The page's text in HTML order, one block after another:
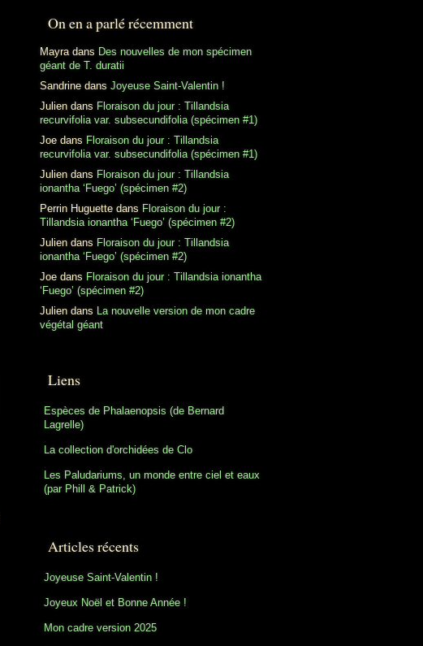
On en a parlé récemment
Mayradans Des nouvelles de mon spécimen
géant de T. duratii
Sandrine dans Joyeuse Saint-Valentin !
Julien dans Floraison du jour : Tillandsia
recurvifolia var. subsecundifolia (spécimen #1)
Joe dans Floraison du jour : Tillandsia
recurvifolia var. subsecundifolia (spécimen #1)
Julien dans Floraison du jour : Tillandsia
ionantha ‘Fuego’ (spécimen #2)
Perrin Huguette dans Floraison du jour :
Tillandsia ionantha ‘Fuego’ (spécimen #2)
Julien dans Floraison du jour : Tillandsia
ionantha ‘Fuego’ (spécimen #2)
Joe dans Floraison du jour : Tillandsia ionantha
‘Fuego’ (spécimen #2)
Julien dans La nouvelle version de mon cadre
végétal géant
Liens
Espèces de Phalaenopsis (de Bernard
Lagrelle)
La collection d'orchidées de Clo
Les Paludariums, un monde entre ciel et eaux
(par Phill & Patrick)
Articles récents
Joyeuse Saint-Valentin !
Joyeux Noël et Bonne Année !
Mon cadre version 2025